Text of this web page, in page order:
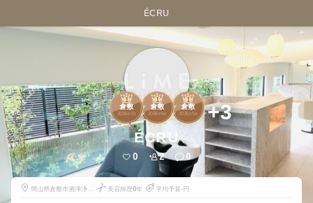
ÉCRU
1
倉敷
2026年 7月
1
倉敷
2026年 6月
1
倉敷
2026年 5月 +3
ÉCRU
0 2 0
岡山県倉敷市酒津浄水
美容師歴0年 平均予算-円